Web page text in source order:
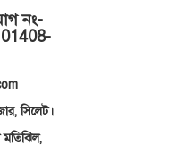
নং-
01408-
সিলেট।